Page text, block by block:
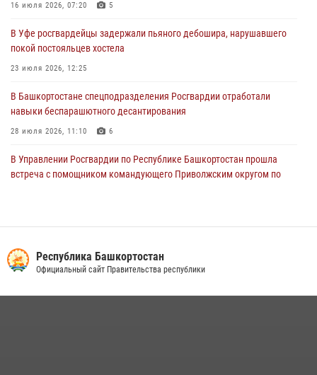
30 июля 2026, 12:54
В Уфе росгвардецы задержали дебошира, который был в розыске
за преступления против половой неприкосновенности (видео)
29 июля 2026, 12:01
16 июля 2026, 07:20 5
В Уфе росгвардейцы задержали пьяного дебошира, нарушавшего
покой постояльцев хостела
23 июля 2026, 12:25
В Башкортостане спецподразделения Росгвардии отработали
навыки беспарашютного десантирования
28 июля 2026, 11:10 6
В Управлении Росгвардии по Республике Башкортостан прошла
встреча с помощником командующего Приволжским округом по
современную и раритетную спецтехнику
20 июля 2026, 09:42 4
Республика Башкортостан
Официальный сайт Правительства республики